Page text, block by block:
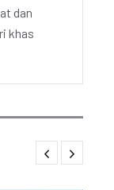
dan
khas